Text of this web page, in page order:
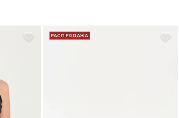
РАСПРОДАЖА